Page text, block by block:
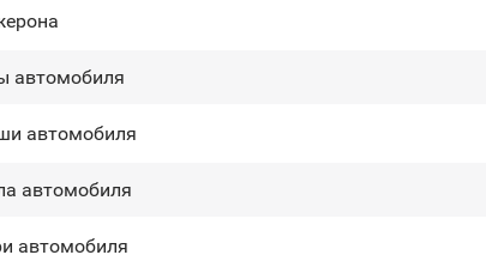
автомобиля
автомобиля
автомобиля
автомобиля